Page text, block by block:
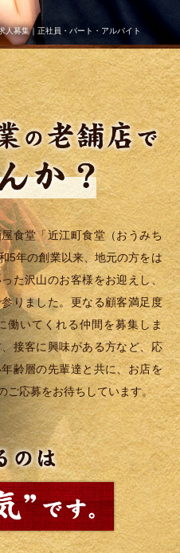
人募集｜正社員・パート・アルバイト
食堂「近江町食堂（おうみち
5年の創業以来、地元の方をは
た沢山のお客様をお迎えし、
りました。更なる顧客満足度
働いてくれる仲間を募集しま
接客に興味がある方など、応
齢層の先輩達と共に、お店を
ご応募をお待ちしています。